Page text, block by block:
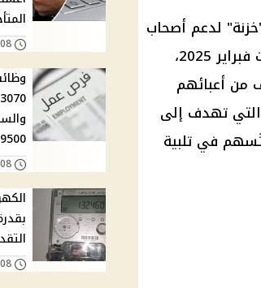
لدعم أصحاب
2025
،
من أعبائهم
تهدف إلى
في تلبية
08 أغسطس, 2026 02:10 م
9500 جنيه
08 أغسطس, 2026 02:01 م
08 أغسطس, 2026 01:49 م